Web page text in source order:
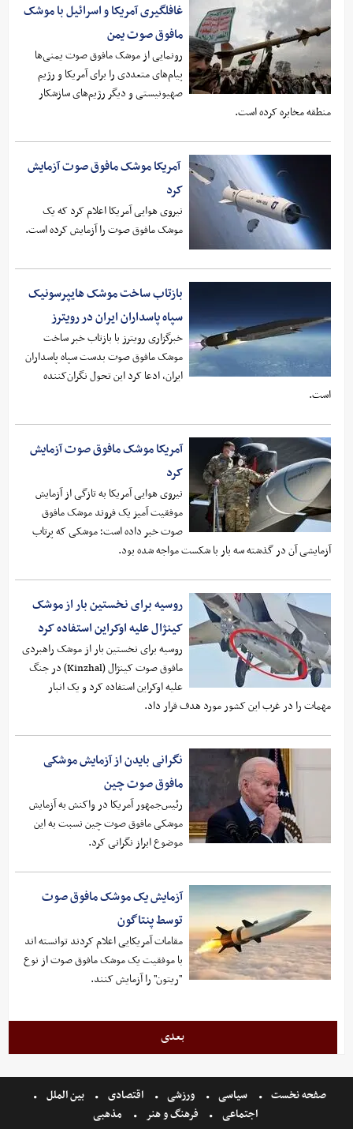
غافلگیری آمریکا و اسرائیل با موشک
مافوق صوت یمن
رونمایی از موشک مافوق صوت یمنی‌ها
پیام‌های متعددی را برای آمریکا و رژیم
صهیونیستی و دیگر رژیم‌های سازشکار
منطقه مخابره کرده است.
آمریکا موشک مافوق صوت آزمایش
کرد
نیروی هوایی آمریکا اعلام کرد که یک
موشک مافوق صوت را آزمایش کرده است.
بازتاب ساخت موشک هایپرسونیک
سپاه پاسداران ایران در رویترز
خبرگزاری رویترز با بازتاب خبر ساخت
موشک مافوق صوت بدست سپاه پاسداران
ایران، ادعا کرد این تحول نگران‌کننده
است.
آمریکا موشک مافوق صوت آزمایش
کرد
نیروی هوایی آمریکا به تازگی از آزمایش
موفقیت آمیز یک فروند موشک مافوق
صوت خبر داده است؛ موشکی که پرتاب
آزمایشی آن در گذشته سه بار با شکست مواجه شده بود.
روسیه برای نخستین بار از موشک
کینژال علیه اوکراین استفاده کرد
روسیه برای نخستین بار از موشک راهبردی
مافوق صوت کینژال (Kinzhal) در جنگ
علیه اوکراین استفاده کرد و یک انبار
مهمات را در غرب این کشور مورد هدف قرار داد.
نگرانی بایدن از آزمایش موشکی
مافوق صوت چین
رئیس‌جمهور آمریکا در واکنش به آزمایش
موشکی مافوق صوت چین نسبت به این
موضوع ابراز نگرانی کرد.
آزمایش یک موشک مافوق صوت
توسط پنتاگون
مقامات آمریکایی اعلام کردند توانسته اند
با موفقیت یک موشک مافوق صوت از نوع
"ریتون" را آزمایش کنند.
بعدی
صفحه نخست سیاسی ورزشی اقتصادی
بین الملل
اجتماعی
فرهنگ و هنر مذهبی